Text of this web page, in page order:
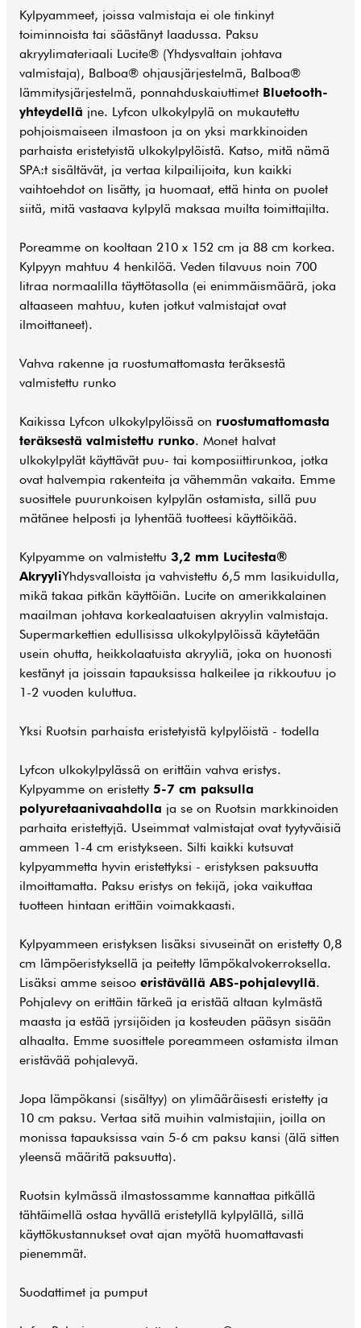
Kylpyammeet, joissa valmistaja ei ole tinkinyt
toiminnoista tai säästänyt laadussa. Paksu
akryylimateriaali Lucite® (Yhdysvaltain johtava
valmistaja), Balboa® ohjausjärjestelmä, Balboa®
lämmitysjärjestelmä, ponnahduskaiuttimet Bluetooth-
yhteydellä jne. Lyfcon ulkokylpylä on mukautettu
pohjoismaiseen ilmastoon ja on yksi markkinoiden
parhaista eristetyistä ulkokylpylöistä. Katso, mitä nämä
SPA:t sisältävät, ja vertaa kilpailijoita, kun kaikki
vaihtoehdot on lisätty, ja huomaat, että hinta on puolet
siitä, mitä vastaava kylpylä maksaa muilta toimittajilta.
Poreamme on kooltaan 210 x 152 cm ja 88 cm korkea.
Kylpyyn mahtuu 4 henkilöä. Veden tilavuus noin 700
litraa normaalilla täyttötasolla (ei enimmäismäärä, joka
altaaseen mahtuu, kuten jotkut valmistajat ovat
ilmoittaneet).
Vahva rakenne ja ruostumattomasta teräksestä
valmistettu runko
Kaikissa Lyfcon ulkokylpylöissä on ruostumattomasta
teräksestä valmistettu runko. Monet halvat
ulkokylpylät käyttävät puu- tai komposiittirunkoa, jotka
ovat halvempia rakenteita ja vähemmän vakaita. Emme
suosittele puurunkoisen kylpylän ostamista, sillä puu
mätänee helposti ja lyhentää tuotteesi käyttöikää.
Kylpyamme on valmistettu 3,2 mm Lucitesta®
AkryyliYhdysvalloista ja vahvistettu 6,5 mm lasikuidulla,
mikä takaa pitkän käyttöiän. Lucite on amerikkalainen
maailman johtava korkealaatuisen akryylin valmistaja.
Supermarkettien edullisissa ulkokylpylöissä käytetään
usein ohutta, heikkolaatuista akryyliä, joka on huonosti
kestänyt ja joissain tapauksissa halkeilee ja rikkoutuu jo
1-2 vuoden kuluttua.
Yksi Ruotsin parhaista eristetyistä kylpylöistä - todella
Lyfcon ulkokylpylässä on erittäin vahva eristys.
Kylpyamme on eristetty 5-7 cm paksulla
polyuretaanivaahdolla ja se on Ruotsin markkinoiden
parhaita eristettyjä. Useimmat valmistajat ovat tyytyväisiä
ammeen 1-4 cm eristykseen. Silti kaikki kutsuvat
kylpyammetta hyvin eristettyksi - eristyksen paksuutta
ilmoittamatta. Paksu eristys on tekijä, joka vaikuttaa
tuotteen hintaan erittäin voimakkaasti.
Kylpyammeen eristyksen lisäksi sivuseinät on eristetty 0,8
cm lämpöeristyksellä ja peitetty lämpökalvokerroksella.
Lisäksi amme seisoo eristävällä ABS-pohjalevyllä.
Pohjalevy on erittäin tärkeä ja eristää altaan kylmästä
maasta ja estää jyrsijöiden ja kosteuden pääsyn sisään
alhaalta. Emme suosittele poreammeen ostamista ilman
eristävää pohjalevyä.
Jopa lämpökansi (sisältyy) on ylimääräisesti eristetty ja
10 cm paksu. Vertaa sitä muihin valmistajiin, joilla on
monissa tapauksissa vain 5-6 cm paksu kansi (älä sitten
yleensä määritä paksuutta).
Ruotsin kylmässä ilmastossamme kannattaa pitkällä
tähtäimellä ostaa hyvällä eristetyllä kylpylällä, sillä
käyttökustannukset ovat ajan myötä huomattavasti
pienemmät.
Suodattimet ja pumput